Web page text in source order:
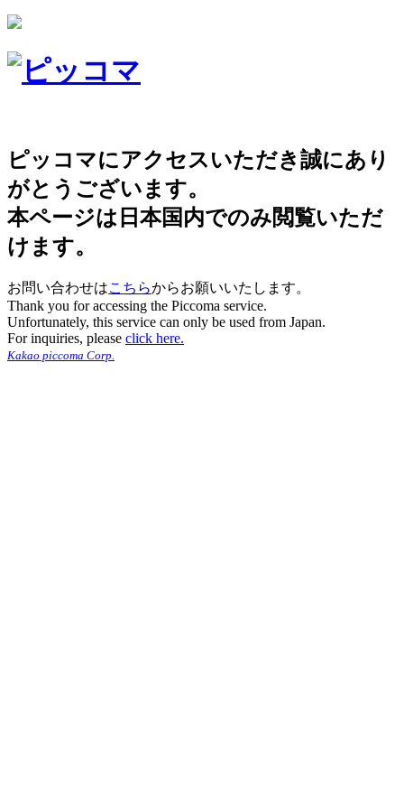
ピッコマにアクセスいただき誠にあり
がとうございます。
本ページは日本国内でのみ閲覧いただ
けます。
お問い合わせはこちらからお願いいたします。
Thank you for accessing the Piccoma service.
Unfortunately, this service can only be used from Japan.
For inquiries, please click here.
Kakao piccoma Corp.